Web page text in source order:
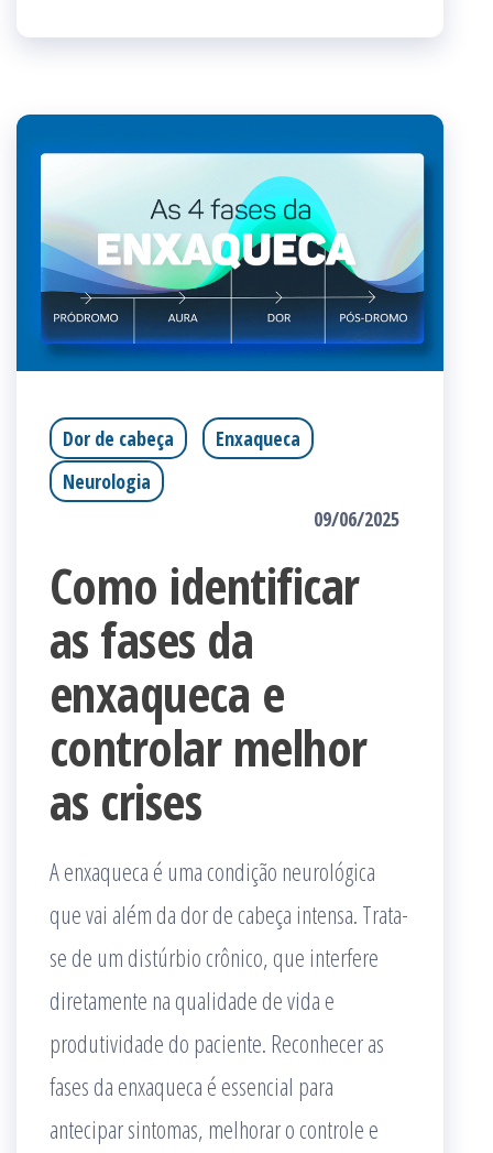
Dor de cabeça
Enxaqueca
Neurologia
09/06/2025
Como identificar
as fases da
enxaqueca e
controlar melhor
as crises
A enxaqueca é uma condição neurológica
que vai além da dor de cabeça intensa. Trata-
se de um distúrbio crônico, que interfere
diretamente na qualidade de vida e
produtividade do paciente. Reconhecer as
fases da enxaqueca é essencial para
antecipar sintomas, melhorar o controle e